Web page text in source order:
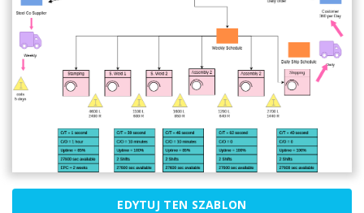
EDYTUJ TEN SZABLON